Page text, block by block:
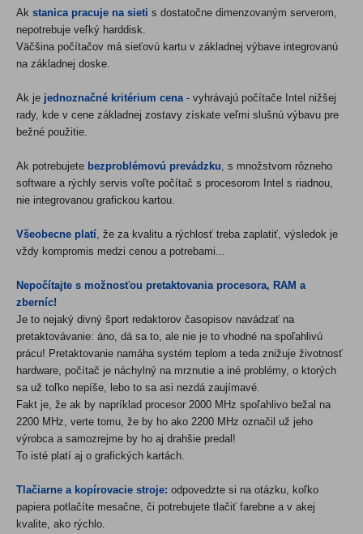
Ak stanica pracuje na sieti s dostatočne dimenzovaným serverom,
nepotrebuje veľký harddisk.
Väčšina počítačov má sieťovú kartu v základnej výbave integrovanú
na základnej doske.
Ak je jednoznačné kritérium cena- vyhrávajú počítače Intel nižšej
rady, kde v cene základnej zostavy získate veľmi slušnú výbavu pre
bežné použitie.
Ak potrebujete bezproblémovú prevádzku, s množstvom rôzneho
software a rýchly servis voľte počítač s procesorom Intel s riadnou,
nie integrovanou grafickou kartou.
Všeobecne platí, že za kvalitu a rýchlosť treba zaplatiť, výsledok je
vždy kompromis medzi cenou a potrebami...
Nepočítajte s možnosťou pretaktovania procesora, RAM a
zberníc!
Je to nejaký divný šport redaktorov časopisov navádzať na
pretaktovávanie: áno, dá sa to, ale nie je to vhodné na spoľahlivú
prácu! Pretaktovanie namáha systém teplom a teda znižuje životnosť
hardware, počítač je náchylný na mrznutie a iné problémy, o ktorých
sa už toľko nepíše, lebo to sa asi nezdá zaujímavé.
Fakt je, že ak by napríklad procesor 2000 MHz spoľahlivo bežal na
2200 MHz, verte tomu, že by ho ako 2200 MHz označil už jeho
výrobca a samozrejme by ho aj drahšie predal!
To isté platí aj o grafických kartách.
Tlačiarne a kopírovacie stroje: odpovedzte si na otázku, koľko
papiera potlačíte mesačne, či potrebujete tlačiť farebne a v akej
kvalite, ako rýchlo.